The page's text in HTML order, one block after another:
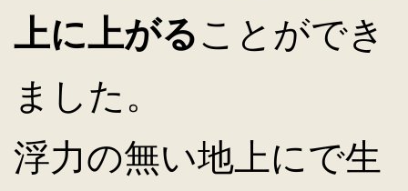
上に上がることができ
ました。
浮力の無い地上にで生